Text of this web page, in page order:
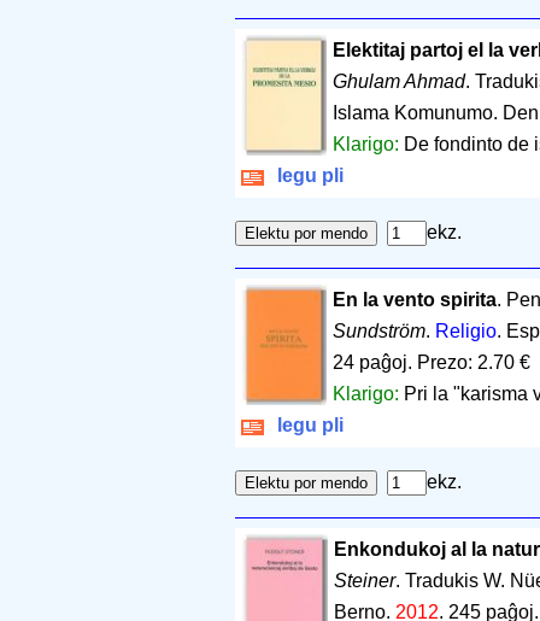
Elektitaj partoj el la
Ghulam Ahmad.
Islama Komunumo.
Klarigo: De fondinto de
legu pli
ekz.
En la vento spirita.
Sundström. Religio.
24 paĝoj. Prezo: 2.70 €
Klarigo: Pri la "karisma
legu pli
ekz.
Enkondukoj al la
Steiner. Tradukis W.
Berno. 2012. 245 paĝoj